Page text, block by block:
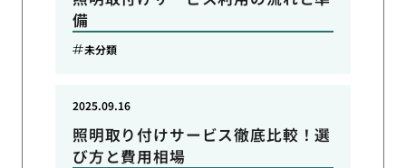
備
未分類
照明取り付けサービス徹底比較！選
び方と費用相場
2025.09.16